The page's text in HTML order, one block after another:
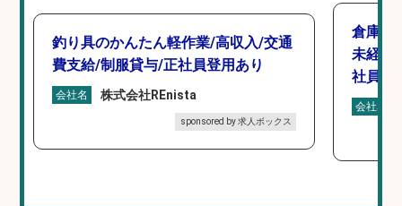
釣り具のかんたん軽作業/高収入/交通
費支給/制服貸与/正社員登用あり
会社名 株式会社REnista
sponsored by 求人ボックス
倉庫で
未経験
社員登
会社名